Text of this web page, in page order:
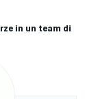
in un team di